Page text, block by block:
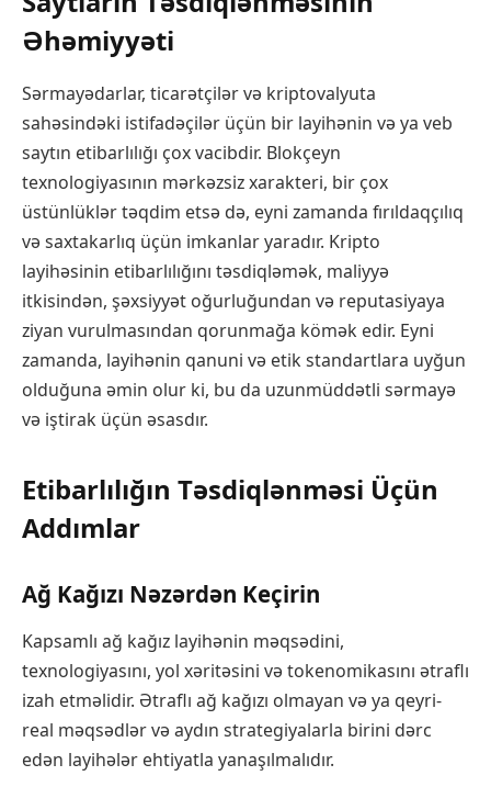
Əhəmiyyəti
Sərmayədarlar, ticarətçilər və kriptovalyuta
sahəsindəki istifadəçilər üçün bir layihənin və ya veb
saytın etibarlılığı çox vacibdir. Blokçeyn
texnologiyasının mərkəzsiz xarakteri, bir çox
üstünlüklər təqdim etsə də, eyni zamanda fırıldaqçılıq
və saxtakarlıq üçün imkanlar yaradır. Kripto
layihəsinin etibarlılığını təsdiqləmək, maliyyə
itkisindən, şəxsiyyət oğurluğundan və reputasiyaya
ziyan vurulmasından qorunmağa kömək edir. Eyni
zamanda, layihənin qanuni və etik standartlara uyğun
olduğuna əmin olur ki, bu da uzunmüddətli sərmayə
və iştirak üçün əsasdır.
Etibarlılığın Təsdiqlənməsi Üçün
Addımlar
Ağ Kağızı Nəzərdən Keçirin
Kapsamlı ağ kağız layihənin məqsədini,
texnologiyasını, yol xəritəsini və tokenomikasını ətraflı
izah etməlidir. Ətraflı ağ kağızı olmayan və ya qeyri-
real məqsədlər və aydın strategiyalarla birini dərc
edən layihələr ehtiyatla yanaşılmalıdır.